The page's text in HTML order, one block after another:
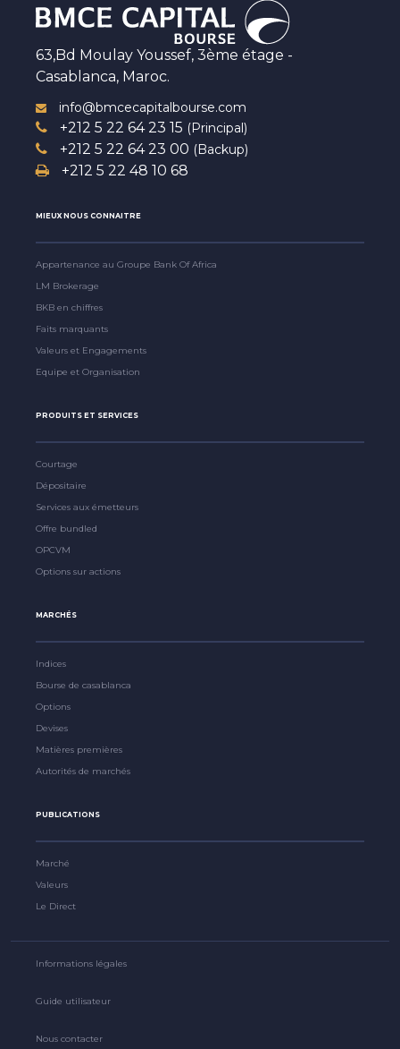
63,Bd Moulay Youssef, 3ème étage -
Casablanca, Maroc.
info@bmcecapitalbourse.com
+212 5 22 64 23 15 (Principal)
+212 5 22 64 23 00 (Backup)
+212 5 22 48 10 68
MIEUX NOUS CONNAITRE
Appartenance au Groupe Bank Of Africa
LM Brokerage
BKB en chiffres
Faits marquants
Valeurs et Engagements
Equipe et Organisation
PRODUITS ET SERVICES
Courtage
Dépositaire
Services aux émetteurs
Offre bundled
OPCVM
Options sur actions
MARCHÉS
Indices
Bourse de casablanca
Options
Devises
Matières premières
Autorités de marchés
PUBLICATIONS
Marché
Valeurs
Le Direct
Informations légales
Guide utilisateur
Nous contacter